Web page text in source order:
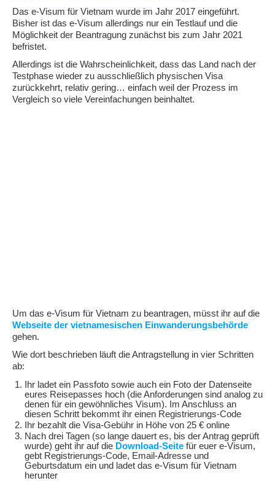
Das e-Visum für Vietnam wurde im Jahr 2017 eingeführt.
Bisher ist das e-Visum allerdings nur ein Testlauf und die
Möglichkeit der Beantragung zunächst bis zum Jahr 2021
befristet.
Allerdings ist die Wahrscheinlichkeit, dass das Land nach der
Testphase wieder zu ausschließlich physischen Visa
zurückkehrt, relativ gering… einfach weil der Prozess im
Vergleich so viele Vereinfachungen beinhaltet.
Um das e-Visum für Vietnam zu beantragen, müsst ihr auf die
Webseite der vietnamesischen Einwanderungsbehörde
gehen.
Wie dort beschrieben läuft die Antragstellung in vier Schritten
ab:
Ihr ladet ein Passfoto sowie auch ein Foto der Datenseite
eures Reisepasses hoch (die Anforderungen sind analog zu
denen für ein gewöhnliches Visum). Im Anschluss an
diesen Schritt bekommt ihr einen Registrierungs-Code
Ihr bezahlt die Visa-Gebühr in Höhe von 25 € online
Nach drei Tagen (so lange dauert es, bis der Antrag geprüft
wurde) geht ihr auf die Download-Seite für euer e-Visum,
gebt Registrierungs-Code, Email-Adresse und
Geburtsdatum ein und ladet das e-Visum für Vietnam
herunter